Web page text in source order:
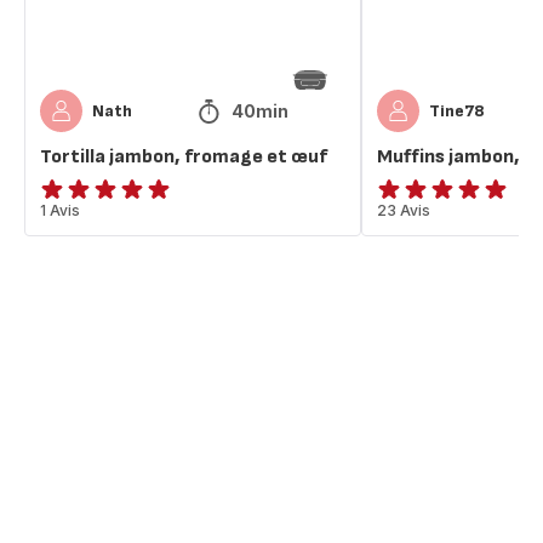
Nath 40min
Tortilla jambon, fromage et œuf
Avis
5
1 Avis
Tine78
Muffins jambon,
Avis
5
23 Avis